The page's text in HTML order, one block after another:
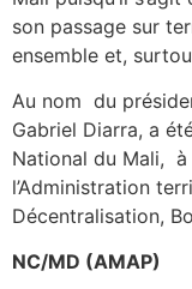
son passage sur
ensemble et,
Au nom du
Gabriel Diarra, a
National du Mali,
l’Administration
Décentralisation,
NC/MD (AMAP)